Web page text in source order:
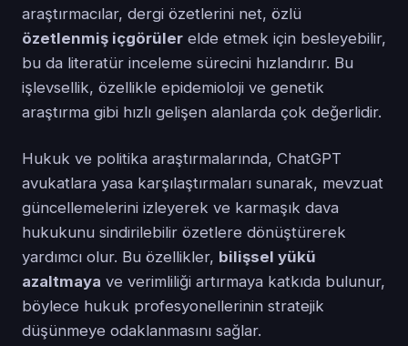
araştırmacılar, dergi özetlerini net, özlü
özetlenmiş içgörüler elde etmek için besleyebilir,
bu da literatür inceleme sürecini hızlandırır. Bu
işlevsellik, özellikle epidemioloji ve genetik
araştırma gibi hızlı gelişen alanlarda çok değerlidir.
Hukuk ve politika araştırmalarında, ChatGPT
avukatlara yasa karşılaştırmaları sunarak, mevzuat
güncellemelerini izleyerek ve karmaşık dava
hukukunu sindirilebilir özetlere dönüştürerek
yardımcı olur. Bu özellikler, bilişsel yükü
azaltmaya ve verimliliği artırmaya katkıda bulunur,
böylece hukuk profesyonellerinin stratejik
düşünmeye odaklanmasını sağlar.